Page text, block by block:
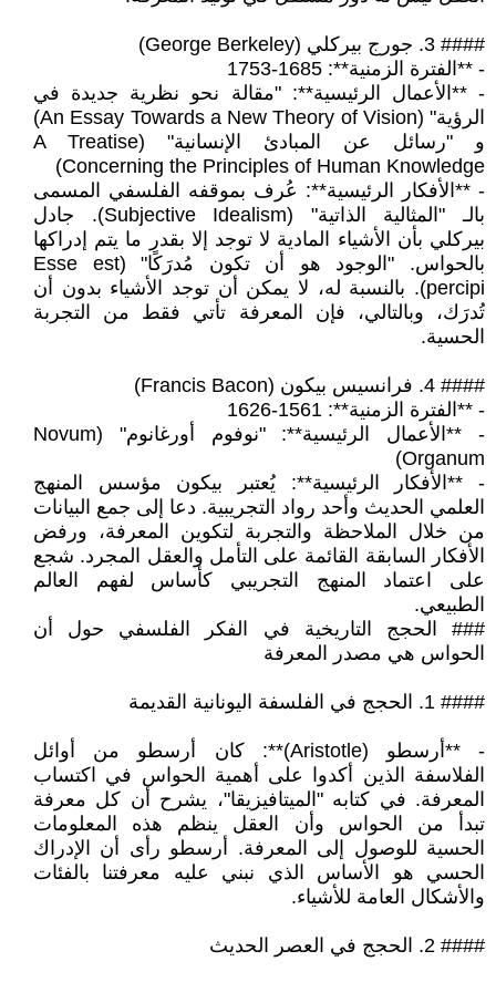
#### 3. جورج بيركلي (George Berkeley)
- **الفترة الزمنية**: 1685-1753
- **الأعمال الرئيسية**: "مقالة نحو نظرية جديدة في
الرؤية" (An Essay Towards a New Theory of Vision)
و "رسائل عن المبادئ الإنسانية" (A Treatise
Concerning the Principles of Human Knowledge)
- **الأفكار الرئيسية**: عُرف بموقفه الفلسفي المسمى
بالـ "المثالية الذاتية" (Subjective Idealism). جادل
بيركلي بأن الأشياء المادية لا توجد إلا بقدر ما يتم إدراكها
بالحواس. "الوجود هو أن تكون مُدرَكًا" (Esse est
percipi). بالنسبة له، لا يمكن أن توجد الأشياء بدون أن
تُدرَك، وبالتالي، فإن المعرفة تأتي فقط من التجربة
الحسية.
#### 4. فرانسيس بيكون (Francis Bacon)
- **الفترة الزمنية**: 1561-1626
- **الأعمال الرئيسية**: "نوفوم أورغانوم" (Novum
Organum)
- **الأفكار الرئيسية**: يُعتبر بيكون مؤسس المنهج
العلمي الحديث وأحد رواد التجريبية. دعا إلى جمع البيانات
من خلال الملاحظة والتجربة لتكوين المعرفة، ورفض
الأفكار السابقة القائمة على التأمل والعقل المجرد. شجع
على اعتماد المنهج التجريبي كأساس لفهم العالم
الطبيعي.
### الحجج التاريخية في الفكر الفلسفي حول أن
الحواس هي مصدر المعرفة
#### 1. الحجج في الفلسفة اليونانية القديمة
- **أرسطو (Aristotle)**: كان أرسطو من أوائل
الفلاسفة الذين أكدوا على أهمية الحواس في اكتساب
المعرفة. في كتابه "الميتافيزيقا"، يشرح أن كل معرفة
تبدأ من الحواس وأن العقل ينظم هذه المعلومات
الحسية للوصول إلى المعرفة. أرسطو رأى أن الإدراك
الحسي هو الأساس الذي نبني عليه معرفتنا بالفئات
والأشكال العامة للأشياء.
#### 2. الحجج في العصر الحديث